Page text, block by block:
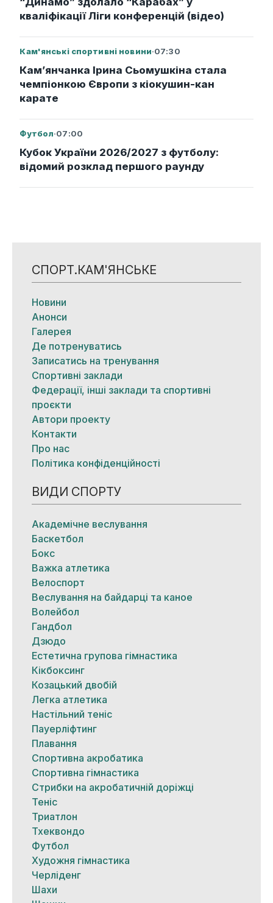
кваліфікації Ліги конференцій (відео)
Кам'янські спортивні новини·07:30
Кам’янчанка Ірина Сьомушкіна стала
чемпіонкою Європи з кіокушин-кан
карате
Футбол·07:00
Кубок України 2026/2027 з футболу:
відомий розклад першого раунду
СПОРТ.КАМ'ЯНСЬКЕ
Новини
Анонси
Галерея
Де потренуватись
Записатись на тренування
Спортивні заклади
Федерації, інші заклади та спортивні
проєкти
Автори проекту
Контакти
Про нас
Політика конфіденційності
ВИДИ СПОРТУ
Академічне веслування
Баскетбол
Бокс
Важка атлетика
Велоспорт
Веслування на байдарці та каное
Волейбол
Гандбол
Дзюдо
Естетична групова гімнастика
Кікбоксинг
Козацький двобій
Легка атлетика
Настільний теніс
Пауерліфтинг
Плавання
Спортивна акробатика
Спортивна гімнастика
Стрибки на акробатичній доріжці
Теніс
Триатлон
Тхеквондо
Футбол
Художня гімнастика
Черліденг
Шахи